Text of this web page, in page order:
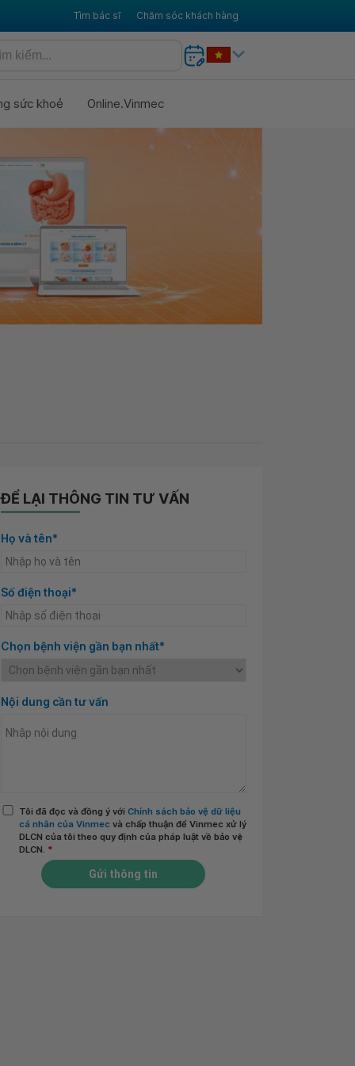
Tìm bác sĩ Chăm sóc khách hàng
sức khoẻ Online.Vinmec
ĐỂ LẠI THÔNG TIN TƯ VẤN
Họ và tên*
Số điện thoại*
Chọn bệnh viện gần bạn nhất*
Nội dung cần tư vấn
Tôi đã đọc và đồng ý với Chính sách bảo vệ dữ liệu
cá nhân của Vinmec và chấp thuận để Vinmec xử lý
DLCN của tôi theo quy định của pháp luật về bảo vệ
DLCN. *
Gửi thông tin